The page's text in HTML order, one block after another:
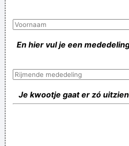
En hier vul je een
Je kwootje gaat er zó